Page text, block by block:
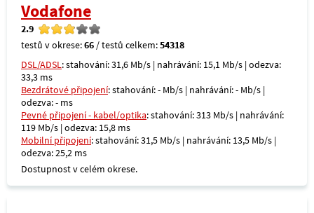
Vodafone
2.9
testů v okrese:66 / testů celkem:54318
DSL/ADSL: stahování: 31,6 Mb/s | nahrávání: 15,1 Mb/s | odezva:
33,3 ms
Bezdrátové připojení: stahování: - Mb/s | nahrávání: - Mb/s |
odezva: - ms
Pevné připojení - kabel/optika: stahování: 313 Mb/s | nahrávání:
119 Mb/s | odezva: 15,8 ms
Mobilní připojení: stahování: 31,5 Mb/s | nahrávání: 13,5 Mb/s |
odezva: 25,2 ms
Dostupnost v celém okrese.